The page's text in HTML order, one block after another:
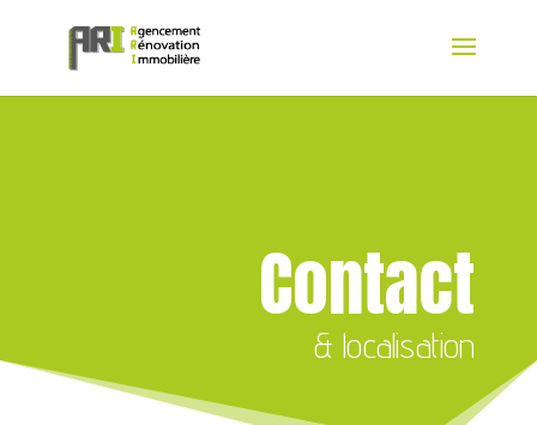
Contact
& localisation